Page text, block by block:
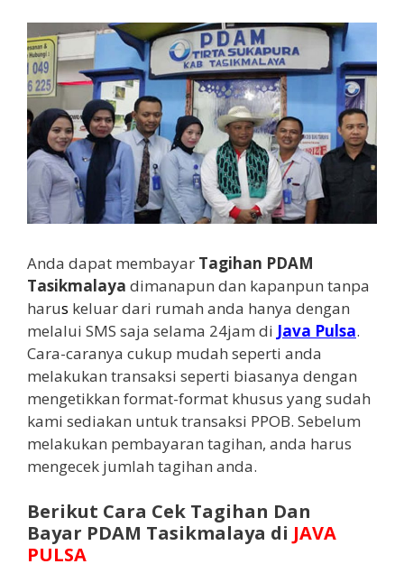
Anda dapat membayar Tagihan PDAM
Tasikmalaya dimanapun dan kapanpun tanpa
harus keluar dari rumah anda hanya dengan
melalui SMS saja selama 24jam di Java Pulsa.
Cara-caranya cukup mudah seperti anda
melakukan transaksi seperti biasanya dengan
mengetikkan format-format khusus yang sudah
kami sediakan untuk transaksi PPOB. Sebelum
melakukan pembayaran tagihan, anda harus
mengecek jumlah tagihan anda.
Berikut Cara Cek Tagihan Dan
Bayar PDAM Tasikmalaya di JAVA
PULSA